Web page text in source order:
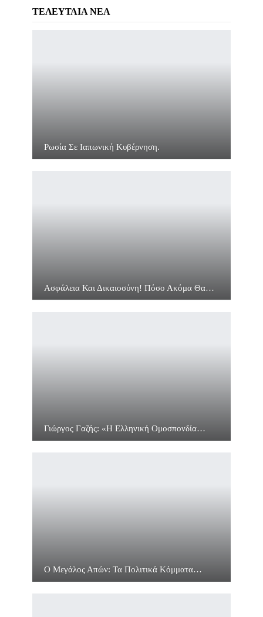
ΤΕΛΕΥΤΑΙΑ ΝΕΑ
Ρωσία Σε Ιαπωνική Κυβέρνηση.
Ασφάλεια Και Δικαιοσύνη! Πόσο Ακόμα Θα…
Γιώργος Γαζής: «Η Ελληνική Ομοσπονδία…
Ο Μεγάλος Απών: Τα Πολιτικά Κόμματα…